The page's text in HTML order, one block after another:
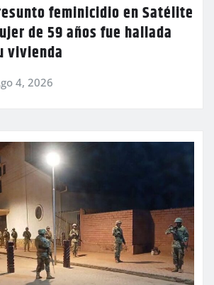
feminicidio en Satélite
de 59 años fue hallada
vivienda
4, 2026